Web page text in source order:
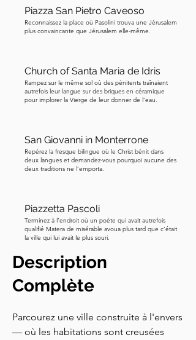
dirais que la procession a bien choisi
son itinéraire. Bien que les extérieurs
semblent macabres, ce qui était
église sont d'une couleur vibrante.
Donc, si l'église est ouverte, vous
pouvez entrer, car l'entrée ici est
étape.
Piazza San Pietro Caveoso
Reconnaissez la place où Pasolini trouva une Jérusalem
plus convaincante que Jérusalem elle-même.
Church of Santa Maria de Idris
Rampez sur le même sol où des pénitents traînaient
autrefois leur langue sur des briques en céramique
pour implorer la Vierge de leur donner de l’eau.
San Giovanni in Monterrone
Repérez la fresque bilingue où le Christ bénit dans
deux langues et demandez-vous pourquoi aucune des
deux traditions ne l’emporta.
Piazzetta Pascoli
Terminez à l’endroit où un poète qui avait autrefois
qualifié Matera de misérable avoua plus tard que c’était
la ville qui lui avait le plus souri.
Description
Complète
Parcourez une ville construite à l'envers
— où les habitations sont creusées